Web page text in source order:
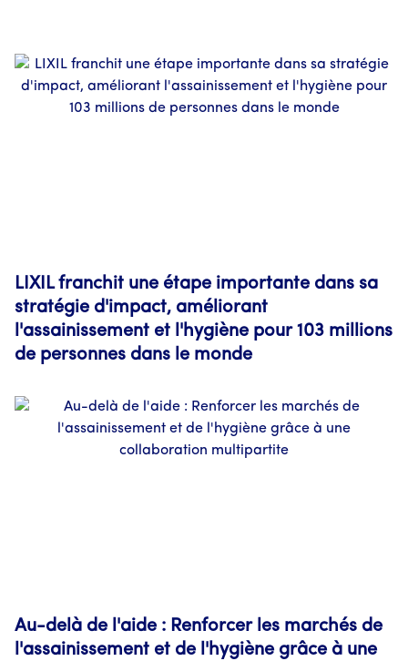
LIXIL franchit une étape importante dans sa
stratégie d'impact, améliorant
l'assainissement et l'hygiène pour 103 millions
de personnes dans le monde
Au-delà de l'aide : Renforcer les marchés de
l'assainissement et de l'hygiène grâce à une